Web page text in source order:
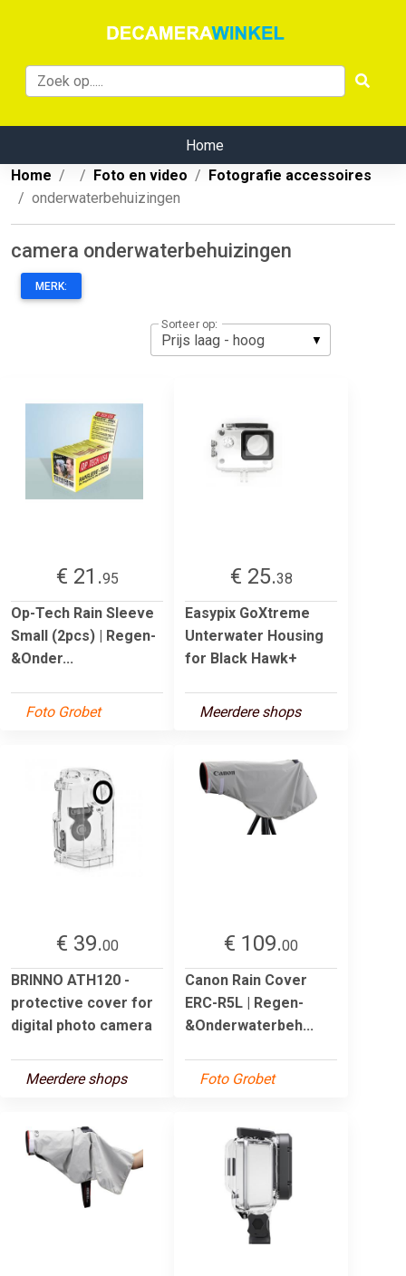
Home
Home
Foto en video
Fotografie accessoires
onderwaterbehuizingen
camera onderwaterbehuizingen
MERK:
Sorteer op:
€ 21.95
Op-Tech Rain Sleeve
Small (2pcs) | Regen-
&Onder...
Foto Grobet
€ 25.38
Easypix GoXtreme
Unterwater Housing
for Black Hawk+
Meerdere shops
€ 39.00
BRINNO ATH120 -
protective cover for
digital photo camera
Meerdere shops
€ 109.00
Canon Rain Cover
ERC-R5L | Regen-
&Onderwaterbeh...
Foto Grobet